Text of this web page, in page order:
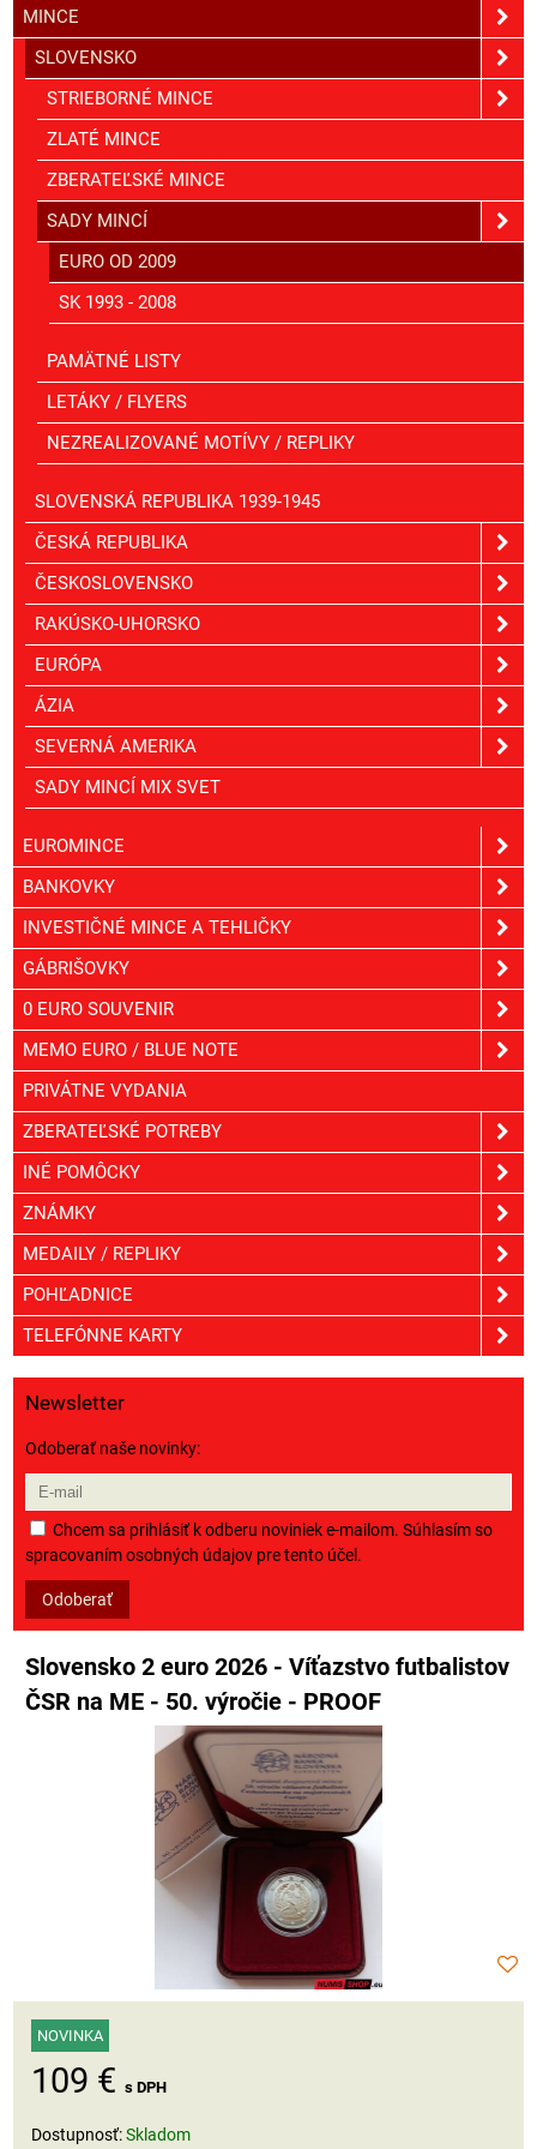
MINCE
SLOVENSKO
STRIEBORNÉ MINCE
ZLATÉ MINCE
ZBERATEĽSKÉ MINCE
SADY MINCÍ
EURO OD 2009
SK 1993 - 2008
PAMÄTNÉ LISTY
LETÁKY / FLYERS
NEZREALIZOVANÉ MOTÍVY / REPLIKY
SLOVENSKÁ REPUBLIKA 1939-1945
ČESKÁ REPUBLIKA
ČESKOSLOVENSKO
RAKÚSKO-UHORSKO
EURÓPA
ÁZIA
SEVERNÁ AMERIKA
SADY MINCÍ MIX SVET
EUROMINCE
BANKOVKY
INVESTIČNÉ MINCE A TEHLIČKY
GÁBRIŠOVKY
0 EURO SOUVENIR
MEMO EURO / BLUE NOTE
PRIVÁTNE VYDANIA
ZBERATEĽSKÉ POTREBY
INÉ POMÔCKY
ZNÁMKY
MEDAILY / REPLIKY
POHĽADNICE
TELEFÓNNE KARTY
Newsletter
Odoberať naše novinky:
Chcem sa prihlásiť k odberu noviniek e-mailom. Súhlasím so
spracovaním osobných údajov pre tento účel.
Odoberať
Slovensko 2 euro 2026 - Víťazstvo futbalistov
ČSR na ME - 50. výročie - PROOF
NOVINKA
109 € s DPH
Dostupnosť:Skladom